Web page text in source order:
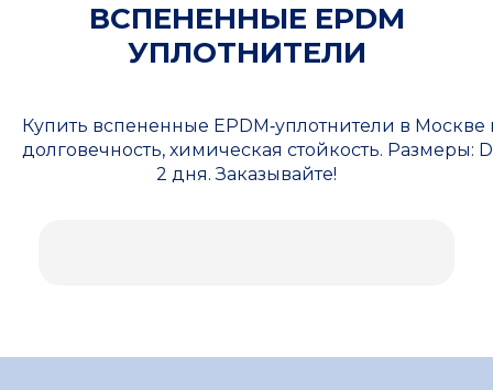
ВСПЕНЕННЫЕ EPDM
УПЛОТНИТЕЛИ
Купить вспененные EPDM‑уплотнители в
долговечность, химическая стойкость. Размеры:
2 дня. Заказывайте!